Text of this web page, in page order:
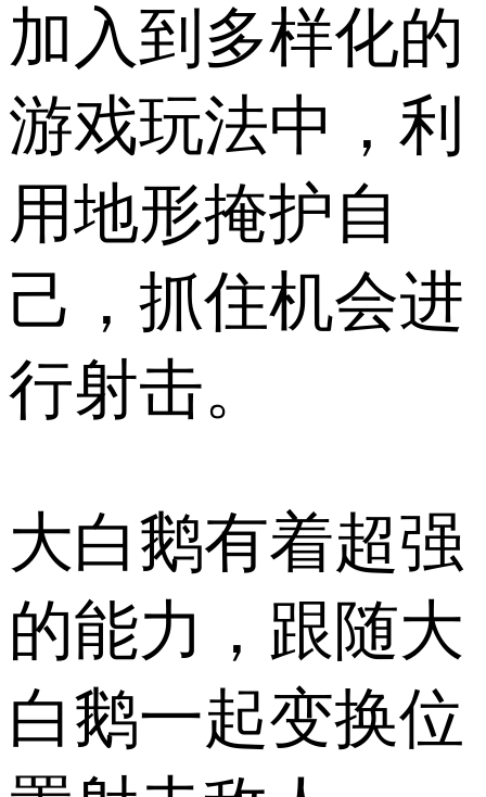
加入到多样化的
游戏玩法中，利
用地形掩护自
己，抓住机会进
行射击。
大白鹅有着超强
的能力，跟随大
白鹅一起变换位